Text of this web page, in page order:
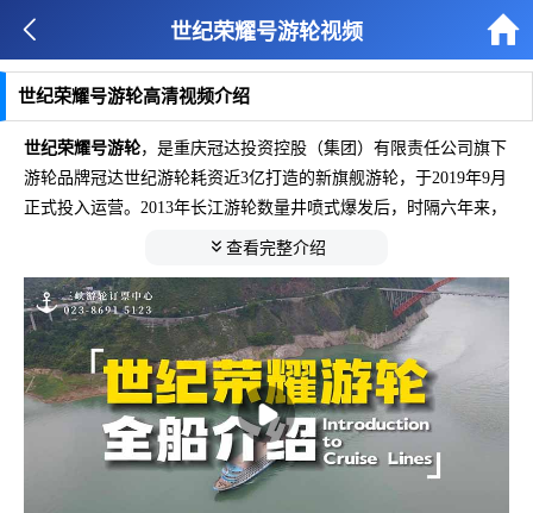
 世纪荣耀号游轮视频 
世纪荣耀号游轮高清视频介绍
世纪荣耀号游轮，是重庆冠达投资控股（集团）有限责任公司旗下
游轮品牌冠达世纪游轮耗资近3亿打造的新旗舰游轮，于2019年9月
正式投入运营。2013年长江游轮数量井喷式爆发后，时隔六年来，
世纪荣耀成为万里长江迎来的首艘游轮。
超大阳光甲板，带您360°无障碍观景，增设荣耀套房、家庭套房、
内舱房等多种智能型客房。
该游轮聘用国内外一线游轮设计公司担任设计指导，邀请荷兰设计
公司Studio-L操刀游轮室内设计，在功能上既保留了世纪游轮白金
系列的科技优势，装饰设计上又创新突破，追求游客沉浸式体验为
核心变革，再次引领长江游轮提档升级。
 查看完整介绍